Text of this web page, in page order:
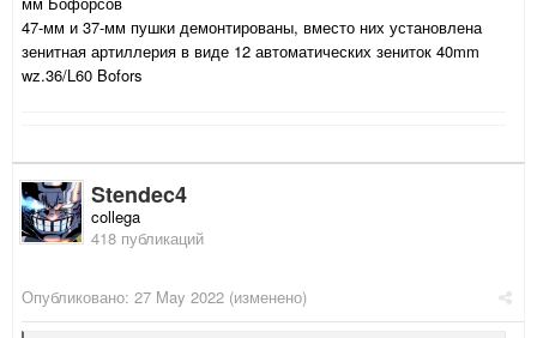
47-мм и 37-мм пушки демонтированы, вместо них установлена
зенитная артиллерия в виде 12 автоматических зениток 40mm
wz.36/L60 Bofors
Stendec4
collega
418 публикаций
Опубликовано: 27 May 2022 (изменено)